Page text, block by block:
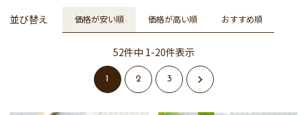
並び替え 価格が安い順 価格が高い順 おすすめ順
52件中 1-20件表示
1 2 3